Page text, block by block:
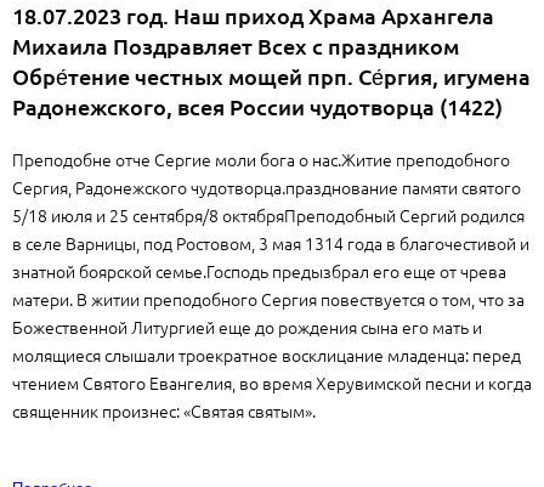
18.07.2023 год. Наш приход Храма Архангела
Михаила Поздравляет Всех с праздником
Обре́тение честных мощей прп. Се́ргия, игумена
Радонежского, всея России чудотворца (1422)
Преподобне отче Сергие моли бога о нас.Житие преподобного
Сергия, Радонежского чудотворца.празднование памяти святого
5/18 июля и 25 сентября/8 октябряПреподобный Сергий родился
в селе Варницы, под Ростовом, 3 мая 1314 года в благочестивой и
знатной боярской семье.Господь предызбрал его еще от чрева
матери. В житии преподобного Сергия повествуется о том, что за
Божественной Литургией еще до рождения сына его мать и
молящиеся слышали троекратное восклицание младенца: перед
чтением Святого Евангелия, во время Херувимской песни и когда
священник произнес: «Святая святым».